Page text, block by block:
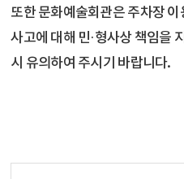
또한 문화예술회관은 주차장
사고에 대해 민·형사상 책임을
시 유의하여 주시기 바랍니다.